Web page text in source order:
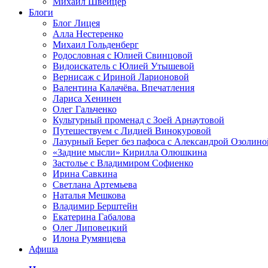
Блоги
Блог Лицея
Алла Нестеренко
Михаил Гольденберг
Родословная с Юлией Свинцовой
Видоискатель с Юлией Утышевой
Вернисаж с Ириной Ларионовой
Валентина Калачёва. Впечатления
Лариса Хенинен
Олег Гальченко
Культурный променад с Зоей Арнаутовой
Путешествуем с Лидией Винокуровой
Лазурный Берег без пафоса с Александрой
«Задние мысли» Кирилла Олюшкина
Застолье с Владимиром Софиенко
Ирина Савкина
Светлана Артемьева
Наталья Мешкова
Владимир Берштейн
Екатерина Габалова
Олег Липовецкий
Илона Румянцева
Афиша